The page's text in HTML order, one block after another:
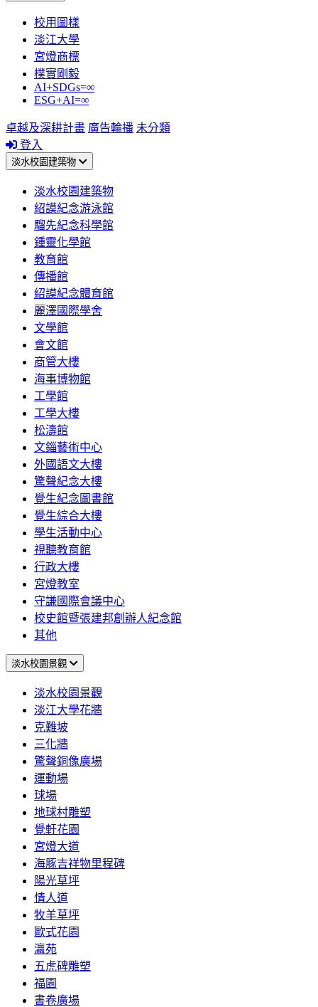
校用圖樣
淡江大學
宮燈商標
樸實剛毅
AI+SDGs=∞
ESG+AI=∞
卓越及深耕計畫 廣告輪播 未分類
登入
淡水校園建築物
淡水校園建築物
紹謨紀念游泳館
騮先紀念科學館
鍾靈化學館
教育館
傳播館
紹謨紀念體育館
麗澤國際學舍
文學館
會文館
商管大樓
海事博物館
工學館
工學大樓
松濤館
文錙藝術中心
外國語文大樓
驚聲紀念大樓
覺生紀念圖書館
覺生綜合大樓
學生活動中心
視聽教育館
行政大樓
宮燈教室
守謙國際會議中心
校史館暨張建邦創辦人紀念館
其他
淡水校園景觀
淡水校園景觀
淡江大學花牆
克難坡
三化牆
驚聲銅像廣場
運動場
球場
地球村雕塑
覺軒花園
宮燈大道
海豚吉祥物里程碑
陽光草坪
情人道
牧羊草坪
歐式花園
瀛苑
五虎碑雕塑
福園
書卷廣場